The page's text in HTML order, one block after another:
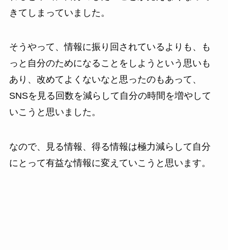
きてしまっていました。
そうやって、情報に振り回されているよりも、も
っと自分のためになることをしようという思いも
あり、改めてよくないなと思ったのもあって、
SNSを見る回数を減らして自分の時間を増やして
いこうと思いました。
なので、見る情報、得る情報は極力減らして自分
にとって有益な情報に変えていこうと思います。